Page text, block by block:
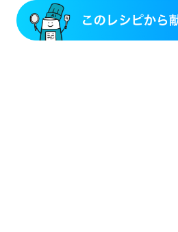
妊婦健診・血糖値が気になる（初期）
妊娠糖尿病(初期)
産後（母乳）
産後（ミルク）